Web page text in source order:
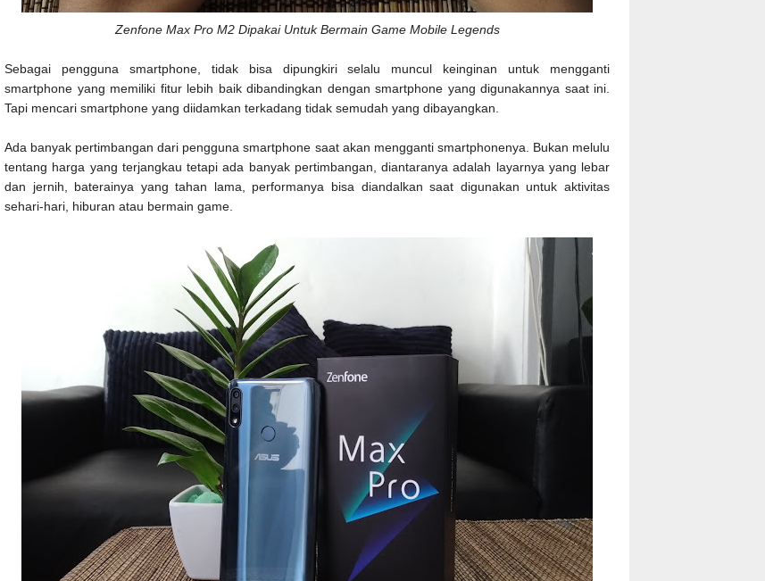
Zenfone Max Pro M2 Dipakai Untuk Bermain Game Mobile Legends
Sebagai pengguna smartphone, tidak bisa dipungkiri selalu muncul keinginan untuk mengganti
smartphone yang memiliki fitur lebih baik dibandingkan dengan smartphone yang digunakannya saat ini.
Tapi mencari smartphone yang diidamkan terkadang tidak semudah yang dibayangkan.
Ada banyak pertimbangan dari pengguna smartphone saat akan mengganti smartphonenya. Bukan melulu
tentang harga yang terjangkau tetapi ada banyak pertimbangan, diantaranya adalah layarnya yang lebar
dan jernih, baterainya yang tahan lama, performanya bisa diandalkan saat digunakan untuk aktivitas
sehari-hari, hiburan atau bermain game.